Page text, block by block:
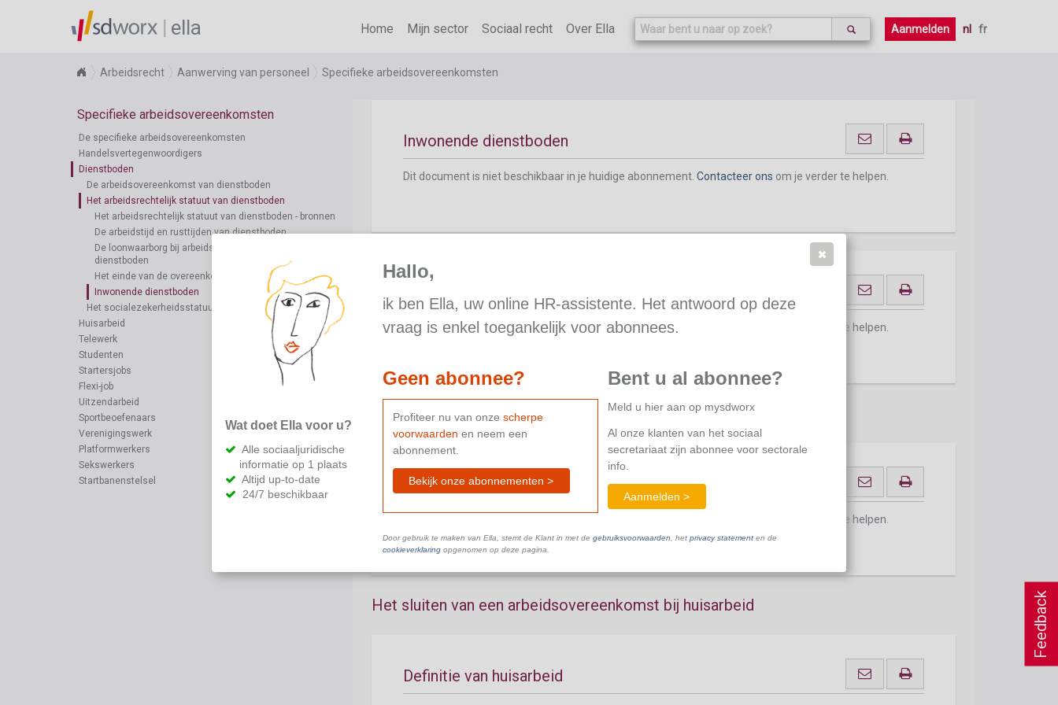
Feedback
ella Home Mijn sector Sociaal recht Over Ella Aanmelden nl fr
Arbeidsrecht Aanwerving van personeel Specifieke arbeidsovereenkomsten
Specifieke arbeidsovereenkomsten
De specifieke arbeidsovereenkomsten
Handelsvertegenwoordigers
Dienstboden
De arbeidsovereenkomst van dienstboden
Het arbeidsrechtelijk statuut van dienstboden
Het arbeidsrechtelijk statuut van dienstboden - bronnen
De arbeidstijd en rusttijden van dienstboden
De loonwaarborg bij arbeidsongeschiktheid van
dienstboden
Het einde van de overeenkomst bij dienstboden
Inwonende dienstboden
Het socialezekerheidsstatuut van dienstboden
Huisarbeid
Telewerk
Studenten
Startersjobs
Flexi-job
Uitzendarbeid
Sportbeoefenaars
Verenigingswerk
Platformwerkers
Sekswerkers
Startbanenstelsel
Dit document is niet beschikbaar in je huidige abonnement.Contacteer ons om je verder te helpen.
Inwonende dienstboden
Dit document is niet beschikbaar in je huidige abonnement. Contacteer ons om je verder te helpen.
Dit document is niet beschikbaar in je huidige abonnement. om je verder te helpen.
Huisarbeid
Wettelijke basis
om je verder te helpen.
Het sluiten van een arbeidsovereenkomst bij huisarbeid
Definitie van huisarbeid
Wat doet Ella voor u?
Alle sociaaljuridische
informatie op 1 plaats
Altijd up-to-date
24/7 beschikbaar
Hallo,
ik ben Ella, uw online HR-assistente. Het antwoord op deze
vraag is enkel toegankelijk voor abonnees.
Geen abonnee?
Profiteer nu van onze scherpe
voorwaarden en neem een
abonnement.
Bekijk onze abonnementen >
Bent u al abonnee?
Meld u hier aan op mysdworx
Al onze klanten van het sociaal
secretariaat zijn abonnee voor sectorale
info.
Aanmelden >
Door gebruik te maken van Ella, stemt de Klant in met de gebruiksvoorwaarden , het privacy statementen de
cookieverklaringopgenomen op deze pagina.